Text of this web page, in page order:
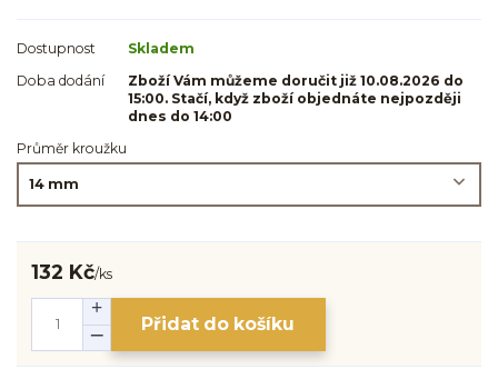
Dostupnost
Skladem
Doba dodání
Zboží Vám můžeme doručit již 10.08.2026 do
15:00. Stačí, když zboží objednáte nejpozději
dnes do 14:00
Průměr kroužku
132 Kč/ks
Přidat do košíku